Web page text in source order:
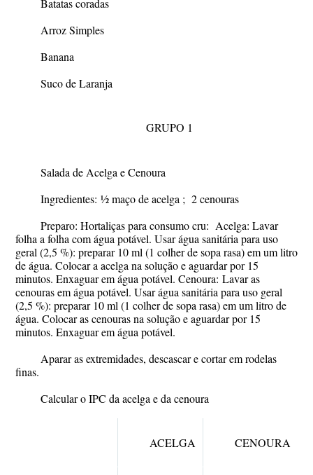
Batatas coradas
Arroz Simples
Banana
Suco de Laranja
GRUPO 1
Salada de Acelga e Cenoura
Ingredientes: ½ maço de acelga ; 2 cenouras
Preparo: Hortaliças para consumo cru: Acelga: Lavar
folha a folha com água potável. Usar água sanitária para uso
geral (2,5 %): preparar 10 ml (1 colher de sopa rasa) em um litro
de água. Colocar a acelga na solução e aguardar por 15
minutos. Enxaguar em água potável. Cenoura: Lavar as
cenouras em água potável. Usar água sanitária para uso geral
(2,5 %): preparar 10 ml (1 colher de sopa rasa) em um litro de
água. Colocar as cenouras na solução e aguardar por 15
minutos. Enxaguar em água potável.
Aparar as extremidades, descascar e cortar em rodelas
finas.
Calcular o IPC da acelga e da cenoura
ACELGA CENOURA